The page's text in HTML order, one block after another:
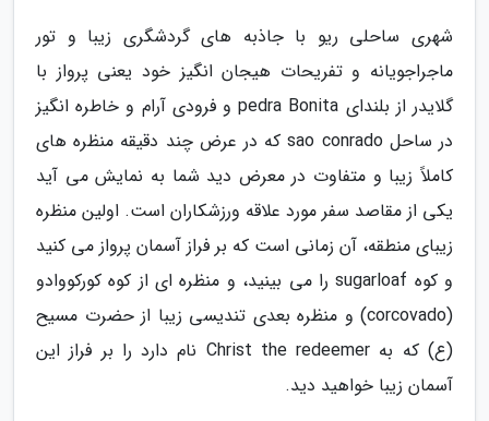
شهری ساحلی ریو با جاذبه های گردشگری زیبا و تور
ماجراجویانه و تفریحات هیجان انگیز خود یعنی پرواز با
گلایدر از بلندای pedra Bonita و فرودی آرام و خاطره انگیز
در ساحل sao conrado که در عرض چند دقیقه منظره های
کاملاً زیبا و متفاوت در معرض دید شما به نمایش می آید
یکی از مقاصد سفر مورد علاقه ورزشکاران است. اولین منظره
زیبای منطقه، آن زمانی است که بر فراز آسمان پرواز می کنید
و کوه sugarloaf را می بینید، و منظره ای از کوه کورکووادو
(corcovado) و منظره بعدی تندیسی زیبا از حضرت مسیح
(ع) که به Christ the redeemer نام دارد را بر فراز این
آسمان زیبا خواهید دید.